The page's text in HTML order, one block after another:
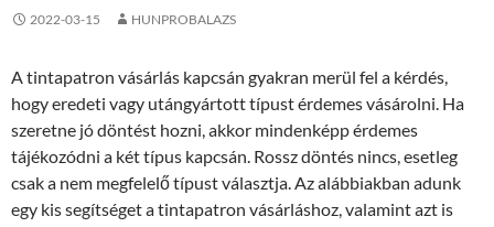
2022-03-15 HUNPROBALAZS
A tintapatron vásárlás kapcsán gyakran merül fel a kérdés,
hogy eredeti vagy utángyártott típust érdemes vásárolni. Ha
szeretne jó döntést hozni, akkor mindenképp érdemes
tájékozódni a két típus kapcsán. Rossz döntés nincs, esetleg
csak a nem megfelelő típust választja. Az alábbiakban adunk
egy kis segítséget a tintapatron vásárláshoz, valamint azt is